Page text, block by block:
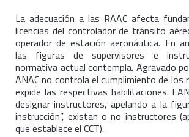
La adecuación a las RAAC afecta
licencias del controlador de tránsito
operador de estación aeronáutica. En
las figuras de supervisores e
normativa actual contempla. Agravado
ANAC no controla el cumplimiento de los
expide las respectivas habilitaciones.
designar instructores, apelando a la
instrucción”, existan o no instructores
que establece el CCT).